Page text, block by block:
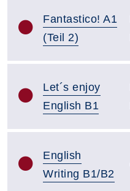
Fantastico! A1
(Teil 2)
Let´s enjoy
English B1
English
Writing B1/B2